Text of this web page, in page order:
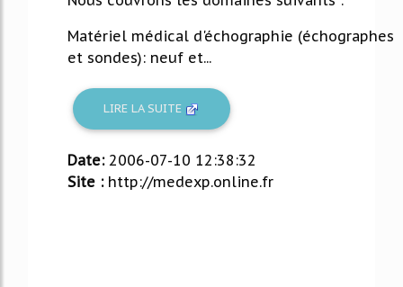
Matériel médical d'échographie (échographes
et sondes): neuf et...
LIRE LA SUITE
Date: 2006-07-10 12:38:32
Site : http://medexp.online.fr